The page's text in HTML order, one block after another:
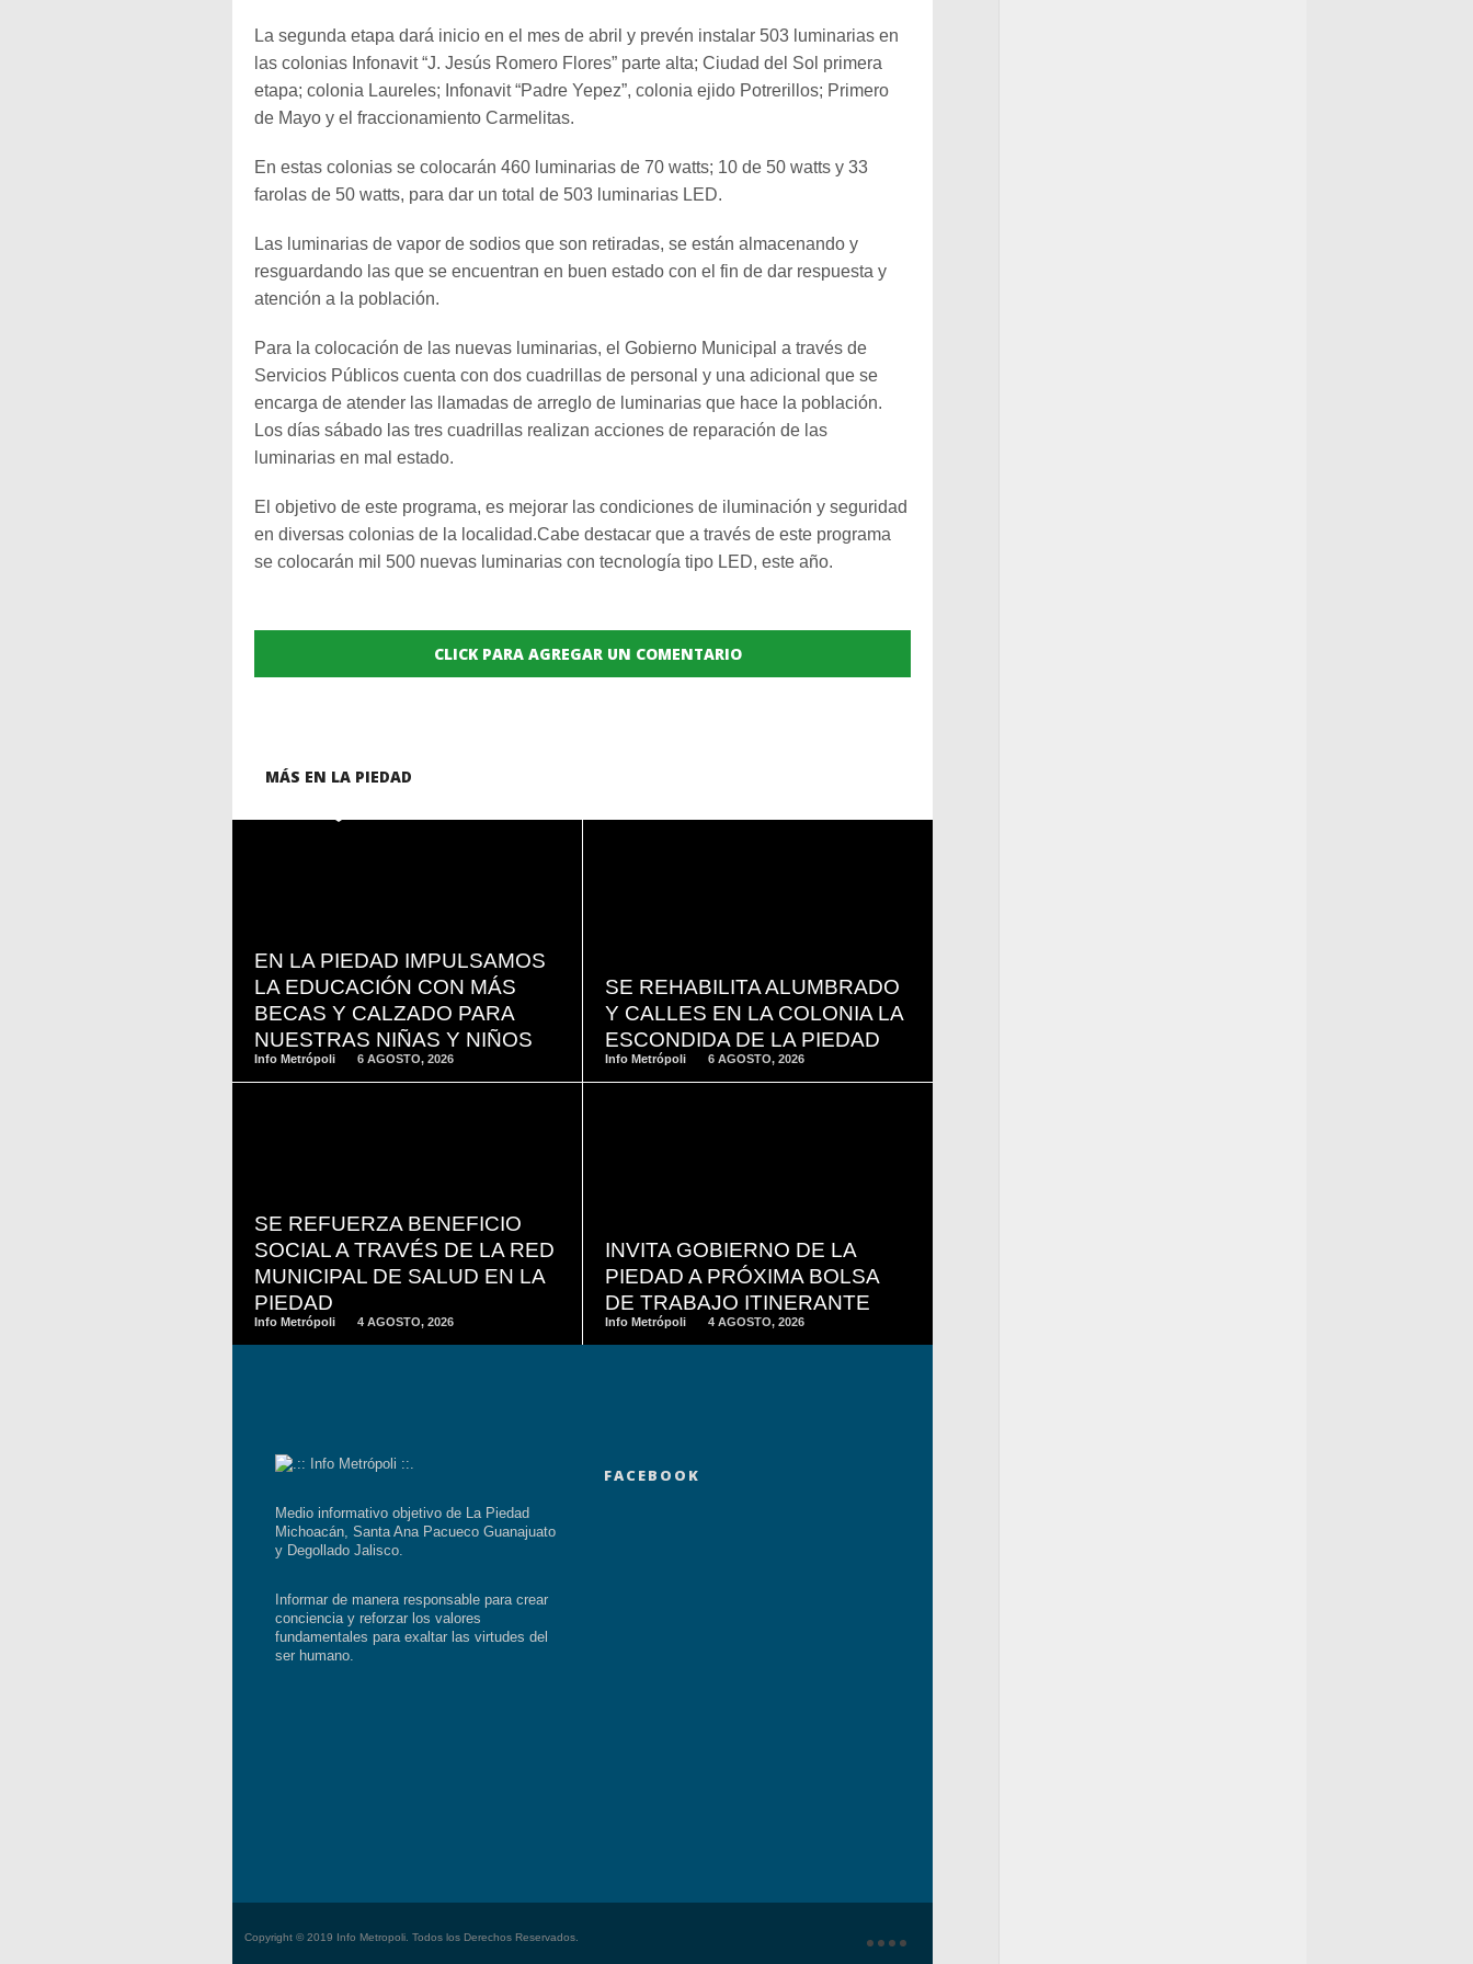
La segunda etapa dará inicio en el mes de abril y prevén instalar 503 luminarias en
las colonias Infonavit “J. Jesús Romero Flores” parte alta; Ciudad del Sol primera
etapa; colonia Laureles; Infonavit “Padre Yepez”, colonia ejido Potrerillos; Primero
de Mayo y el fraccionamiento Carmelitas.
En estas colonias se colocarán 460 luminarias de 70 watts; 10 de 50 watts y 33
farolas de 50 watts, para dar un total de 503 luminarias LED.
Las luminarias de vapor de sodios que son retiradas, se están almacenando y
resguardando las que se encuentran en buen estado con el fin de dar respuesta y
atención a la población.
Para la colocación de las nuevas luminarias, el Gobierno Municipal a través de
Servicios Públicos cuenta con dos cuadrillas de personal y una adicional que se
encarga de atender las llamadas de arreglo de luminarias que hace la población.
Los días sábado las tres cuadrillas realizan acciones de reparación de las
luminarias en mal estado.
El objetivo de este programa, es mejorar las condiciones de iluminación y seguridad
en diversas colonias de la localidad.Cabe destacar que a través de este programa
se colocarán mil 500 nuevas luminarias con tecnología tipo LED, este año.
CLICK PARA AGREGAR UN COMENTARIO
MÁS EN LA PIEDAD
EN LA PIEDAD IMPULSAMOS
LA EDUCACIÓN CON MÁS
BECAS Y CALZADO PARA
NUESTRAS NIÑAS Y NIÑOS
Info Metrópoli 6 AGOSTO, 2026
SE REHABILITA ALUMBRADO
Y CALLES EN LA COLONIA LA
ESCONDIDA DE LA PIEDAD
Info Metrópoli 6 AGOSTO, 2026
SE REFUERZA BENEFICIO
SOCIAL A TRAVÉS DE LA RED
MUNICIPAL DE SALUD EN LA
PIEDAD
Info Metrópoli 4 AGOSTO, 2026
INVITA GOBIERNO DE LA
PIEDAD A PRÓXIMA BOLSA
DE TRABAJO ITINERANTE
Info Metrópoli 4 AGOSTO, 2026
Medio informativo objetivo de La Piedad
Michoacán, Santa Ana Pacueco Guanajuato
y Degollado Jalisco.
Informar de manera responsable para crear
conciencia y reforzar los valores
fundamentales para exaltar las virtudes del
ser humano.
FACEBOOK
Copyright © 2019 Info Metropoli. Todos los Derechos Reservados.